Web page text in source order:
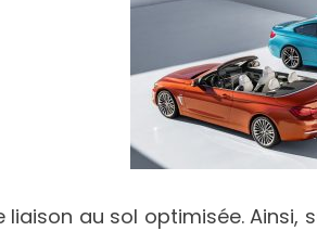
liaison au sol optimisée.